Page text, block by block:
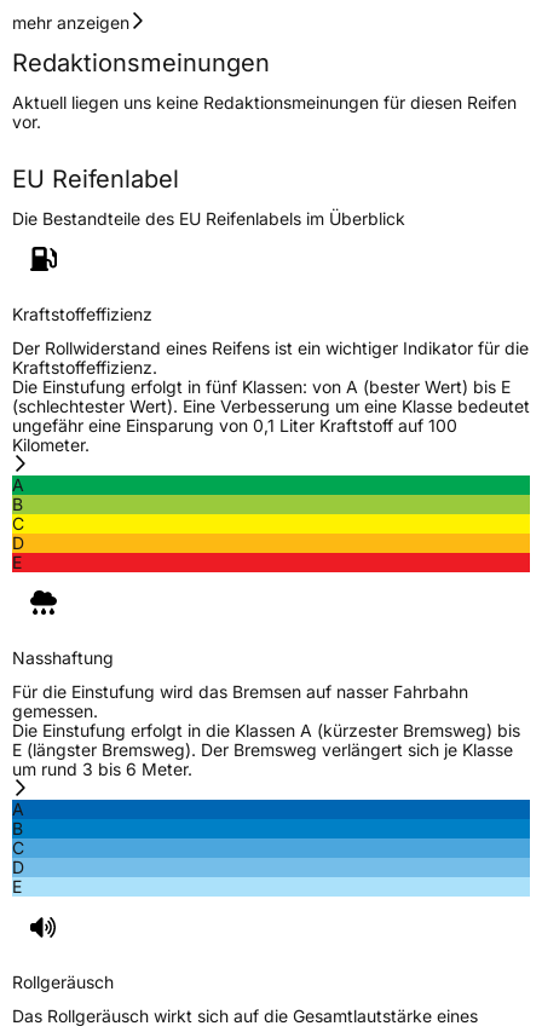
Geschwindigkeitsindex
Höchstgeschwindigkeit
190 km/h
Lastindex98
Höchstlast750 kg
Gewicht (in kg)
9,469 kg
Generelle Merkmale
FahrzeugtypPKW
VerwendungWinterreifen
ModellnameRXFrost WH01
FahrzeugartPKW & SUV
Weitere Eigenschaften
SchlauchtypTL
Zustand
M+SJa
VerstärktXL
EU Label
Rollgeräusch (Klasse)
Rollgeräusch (dB)
Fahrzeugklasse C1
mehr anzeigen
Redaktionsmeinungen
Aktuell liegen uns keine Redaktionsmeinungen für diesen Reifen
vor.
EU Reifenlabel
Die Bestandteile des EU Reifenlabels im Überblick
Kraftstoffeffizienz
Der Rollwiderstand eines Reifens ist ein wichtiger Indikator für die
Kraftstoffeffizienz.
Die Einstufung erfolgt in fünf Klassen: von A (bester Wert) bis E
(schlechtester Wert). Eine Verbesserung um eine Klasse bedeutet
ungefähr eine Einsparung von 0,1 Liter Kraftstoff auf 100
Kilometer.
A
B
C
D
E
Nasshaftung
Für die Einstufung wird das Bremsen auf nasser Fahrbahn
gemessen.
Die Einstufung erfolgt in die Klassen A (kürzester Bremsweg) bis
E (längster Bremsweg). Der Bremsweg verlängert sich je Klasse
um rund 3 bis 6 Meter.
A
B
C
D
E
Rollgeräusch
Das Rollgeräusch wirkt sich auf die Gesamtlautstärke eines